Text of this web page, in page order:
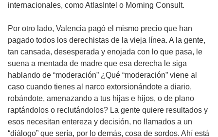
internacionales, como AtlasIntel o Morning Consult.
Por otro lado, Valencia pagó el mismo precio que han
pagado todos los derechistas de la vieja línea. A la gente,
tan cansada, desesperada y enojada con lo que pasa, le
suena a mentada de madre que esa derecha le siga
hablando de “moderación” ¿Qué “moderación” viene al
caso cuando tienes al narco extorsionándote a diario,
robándote, amenazando a tus hijas e hijos, o de plano
raptándolos o reclutándolos? La gente quiere resultados y
esos necesitan entereza y decisión, no llamados a un
“diálogo” que sería, por lo demás, cosa de sordos. Ahí está